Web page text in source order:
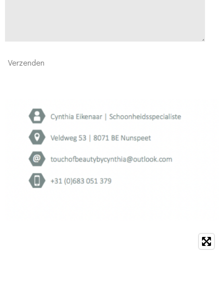
Verzenden